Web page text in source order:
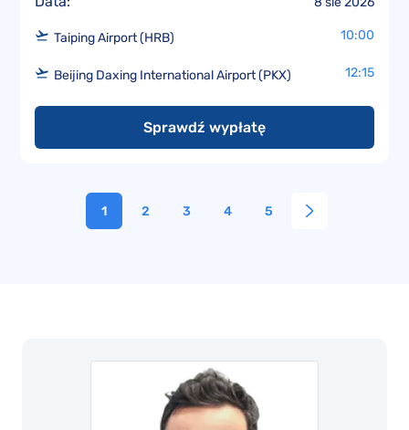
Taiping Airport (HRB) 10:00
Beijing Daxing International Airport (PKX) 12:15
Sprawdź wypłatę
1 2 3 4 5